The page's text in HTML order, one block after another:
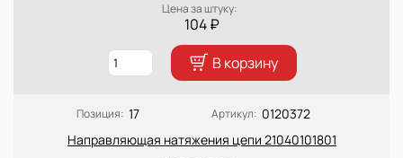
Цена за штуку:
104 ₽
В корзину
Позиция: 17 Артикул: 0120372
Направляющая натяжения цепи 21040101801